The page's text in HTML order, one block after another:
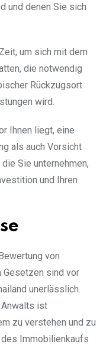
und denen Sie sich
um sich mit dem
die notwendig
Rückzugsort
wird.
Ihnen liegt, eine
als auch Vorsicht
Sie unternehmen,
und Ihren
von
Gesetzen sind vor
unerlässlich.
ist
zu verstehen und zu
Immobilienkaufs